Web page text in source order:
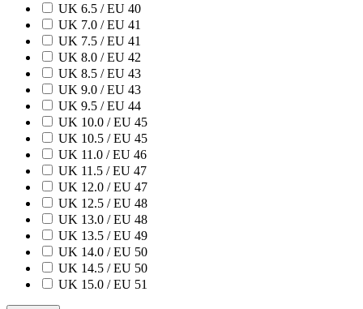
UK 6.5 / EU 40
UK 7.0 / EU 41
UK 7.5 / EU 41
UK 8.0 / EU 42
UK 8.5 / EU 43
UK 9.0 / EU 43
UK 9.5 / EU 44
UK 10.0 / EU 45
UK 10.5 / EU 45
UK 11.0 / EU 46
UK 11.5 / EU 47
UK 12.0 / EU 47
UK 12.5 / EU 48
UK 13.0 / EU 48
UK 13.5 / EU 49
UK 14.0 / EU 50
UK 14.5 / EU 50
UK 15.0 / EU 51